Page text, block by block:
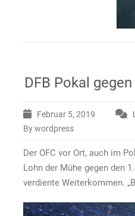
DFB Pokal
Februar 5, 2019
By wordpress
Der OFC vor Ort, auch im
Lohn der Mühe gegen den
verdiente Weiterkommen.
Video-